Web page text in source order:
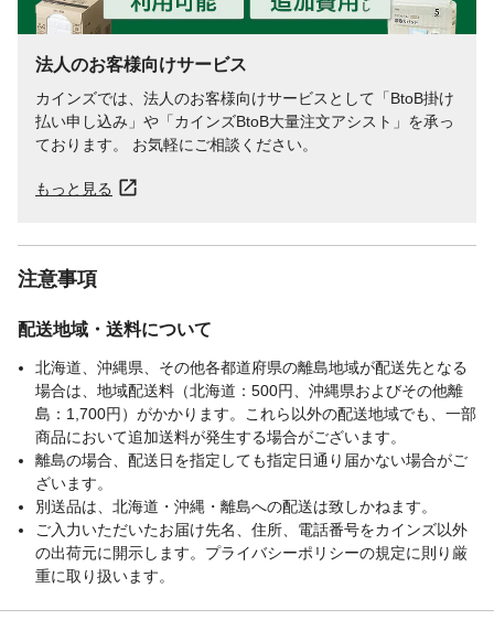
法人のお客様向けサービス
カインズでは、法人のお客様向けサービスとして「BtoB掛け
払い申し込み」や「カインズBtoB大量注文アシスト」を承っ
ております。 お気軽にご相談ください。
もっと見る
注意事項
配送地域・送料について
北海道、沖縄県、その他各都道府県の離島地域が配送先となる
場合は、地域配送料（北海道：500円、沖縄県およびその他離
島：1,700円）がかかります。これら以外の配送地域でも、一部
商品において追加送料が発生する場合がございます。
離島の場合、配送日を指定しても指定日通り届かない場合がご
ざいます。
別送品は、北海道・沖縄・離島への配送は致しかねます。
ご入力いただいたお届け先名、住所、電話番号をカインズ以外
の出荷元に開示します。プライバシーポリシーの規定に則り厳
重に取り扱います。